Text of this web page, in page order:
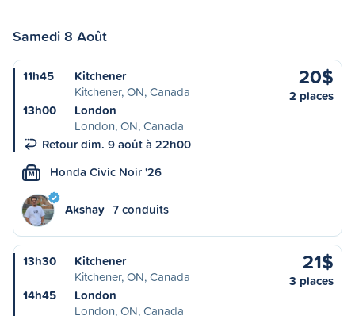
Samedi 8 Août
11h45
Kitchener
Kitchener, ON, Canada
13h00
London
London, ON, Canada
Retour dim. 9 août à 22h00
20$
2 places
M Honda Civic Noir '26
Akshay 7 conduits
13h30
Kitchener
Kitchener, ON, Canada
14h45
London
London, ON, Canada
21$
3 places